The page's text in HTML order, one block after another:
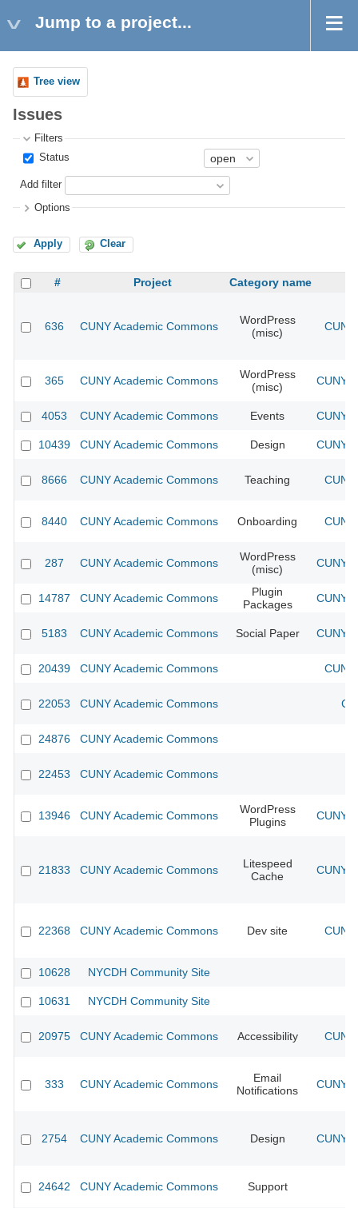
Jump to a project...
Tree view
Issues
Filters
Status
Add filter
Options
Apply Clear
# Project Category name
636 CUNY Academic Commons
WordPress
(misc)
365 CUNY Academic Commons
WordPress
(misc)
CUNY
4053 CUNY Academic Commons Events CUNY
10439 CUNY Academic Commons Design CUNY
8666 CUNY Academic Commons Teaching
8440 CUNY Academic Commons Onboarding
287 CUNY Academic Commons
WordPress
(misc)
CUNY
14787 CUNY Academic Commons
Plugin
Packages
CUNY
5183 CUNY Academic Commons Social Paper CUNY
20439 CUNY Academic Commons
22053 CUNY Academic Commons
24876 CUNY Academic Commons
22453 CUNY Academic Commons
13946 CUNY Academic Commons
WordPress
Plugins
CUNY
21833 CUNY Academic Commons
Litespeed
Cache
CUNY
22368 CUNY Academic Commons Dev site
10628 NYCDH Community Site
10631 NYCDH Community Site
20975 CUNY Academic Commons Accessibility
333 CUNY Academic Commons
Email
Notifications
CUNY
2754 CUNY Academic Commons Design CUNY
24642 CUNY Academic Commons Support